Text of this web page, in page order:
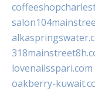
lovenailsspari.com
oakberry-